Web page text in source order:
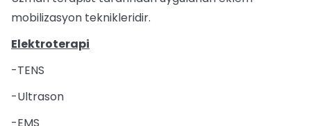
mobilizasyon teknikleridir.
Elektroterapi
-TENS
-Ultrason